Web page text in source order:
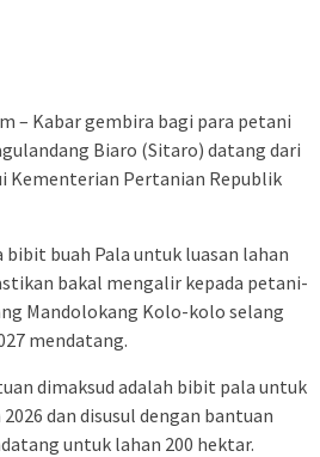
– Kabar gembira bagi para petani
Biaro (Sitaro) datang dari
Kementerian Pertanian Republik
bibit buah Pala untuk luasan lahan
bakal mengalir kepada petani-
Mandolokang Kolo-kolo selang
mendatang.
dimaksud adalah bibit pala untuk
dan disusul dengan bantuan
untuk lahan 200 hektar.